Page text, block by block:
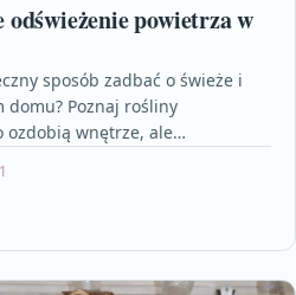
powietrza w
sposób zadbać o świeże i
Poznaj rośliny
ozdobią wnętrze, ale…